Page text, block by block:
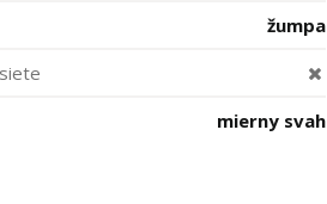
žumpa
mierny svah